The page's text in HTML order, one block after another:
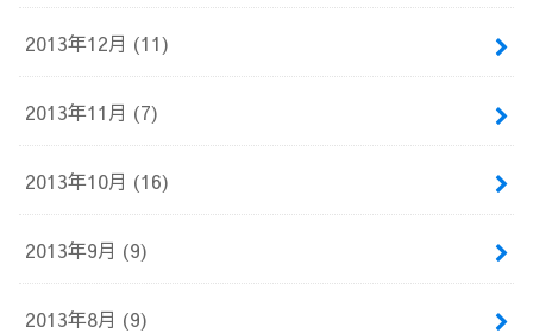
2013年12月 (11)
2013年11月 (7)
2013年10月 (16)
2013年9月 (9)
2013年8月 (9)